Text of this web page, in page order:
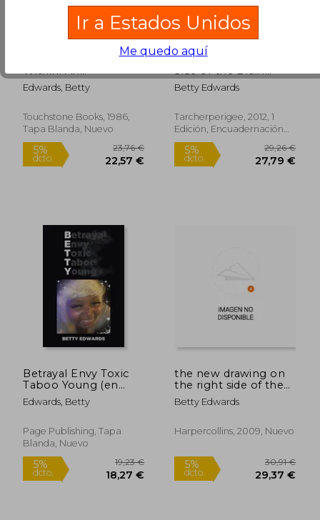
Drawing on the Artist
Inspirational and
Practical Guide to
Creative Powers (en
Inglés)
Edwards, Betty
Touchstone Books, 1986,
Tapa Blanda, Nuevo
Drawing on the Right
Workbook: The
Definitive, Updated
Inglés)
Betty Edwards
Tarcherperigee, 2012, 1
Edición, Encuadernación
En Espiral, Nuevo
Betrayal Envy Toxic
Taboo Young (en
Inglés)
Edwards, Betty
Page Publishing, Tapa
Blanda, Nuevo
the new drawing on
the right side of the
brain (en Inglés)
Betty Edwards
Harpercollins, 2009, Nuevo
Ir a Estados Unidos
Me quedo aquí